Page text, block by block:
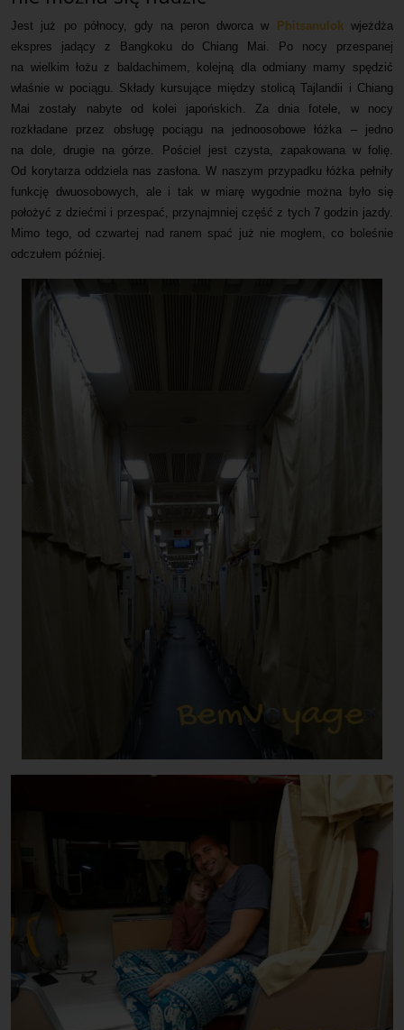
Mapa
Kontakt
Jest już po północy, gdy na peron dworca w Phitsanulokwjeżdża
ekspres jadący z Bangkoku do Chiang Mai. Po nocy przespanej
na wielkim łożu z baldachimem, kolejną dla odmiany mamy spędzić
właśnie w pociągu. Składy kursujące między stolicą Tajlandii i Chiang
Mai zostały nabyte od kolei japońskich. Za dnia fotele, w nocy
rozkładane przez obsługę pociągu na jednoosobowe łóżka – jedno
na dole, drugie na górze. Pościel jest czysta, zapakowana w folię.
Od korytarza oddziela nas zasłona. W naszym przypadku łóżka pełniły
funkcję dwuosobowych, ale i tak w miarę wygodnie można było się
położyć z dziećmi i przespać, przynajmniej część z tych 7 godzin jazdy.
Mimo tego, od czwartej nad ranem spać już nie mogłem, co boleśnie
odczułem później.